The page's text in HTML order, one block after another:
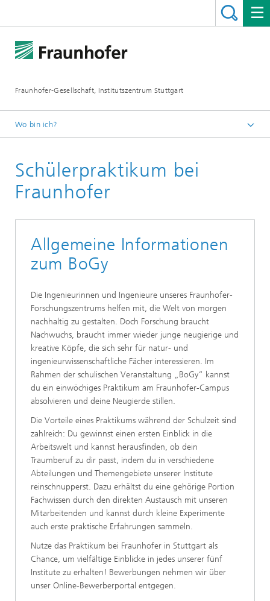
Fraunhofer-Gesellschaft, Institutszentrum Stuttgart
Wo bin ich?
Jobs / Karriere
Schülerinnen und Schüler
Schülerpraktikum bei
Fraunhofer
Allgemeine Informationen
zum BoGy
Die Ingenieurinnen und Ingenieure unseres Fraunhofer-
Forschungszentrums helfen mit, die Welt von morgen
nachhaltig zu gestalten. Doch Forschung braucht
Nachwuchs, braucht immer wieder junge neugierige und
kreative Köpfe, die sich sehr für natur- und
ingenieurwissenschaftliche Fächer interessieren. Im
Rahmen der schulischen Veranstaltung „BoGy“ kannst
du ein einwöchiges Praktikum am Fraunhofer-Campus
absolvieren und deine Neugierde stillen.
Die Vorteile eines Praktikums während der Schulzeit sind
zahlreich: Du gewinnst einen ersten Einblick in die
Arbeitswelt und kannst herausfinden, ob dein
Traumberuf zu dir passt, indem du in verschiedene
Abteilungen und Themengebiete unserer Institute
reinschnupperst. Dazu erhältst du eine gehörige Portion
Fachwissen durch den direkten Austausch mit unseren
Mitarbeitenden und kannst durch kleine Experimente
auch erste praktische Erfahrungen sammeln.
Nutze das Praktikum bei Fraunhofer in Stuttgart als
Chance, um vielfältige Einblicke in jedes unserer fünf
Institute zu erhalten! Bewerbungen nehmen wir über
unser Online-Bewerberportal entgegen.